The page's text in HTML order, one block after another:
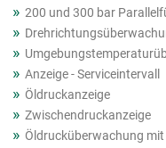
200 und 300 bar
Anzeige - Serviceintervall
Öldruckanzeige
Zwischendruckanzeige
Öldrucküberwachung